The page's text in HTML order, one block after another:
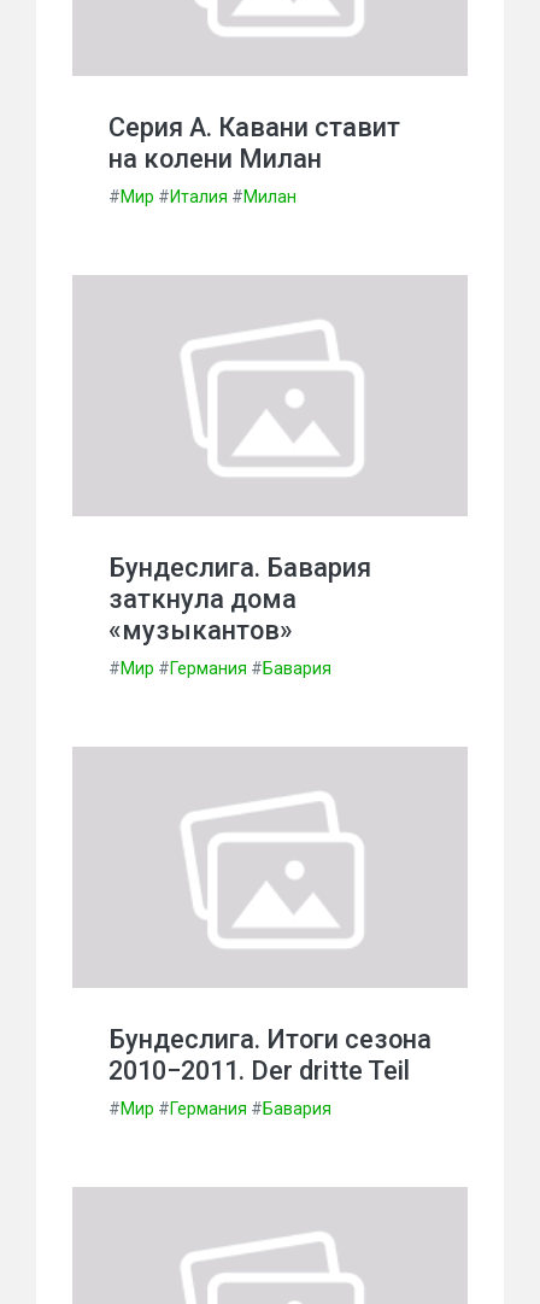
Серия А. Кавани ставит
на колени Милан
#Мир #Италия #Милан
Бундеслига. Бавария
заткнула дома
«музыкантов»
#Мир #Германия #Бавария
Бундеслига. Итоги сезона
2010−2011. Der dritte Teil
#Мир #Германия #Бавария